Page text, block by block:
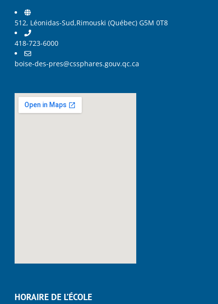
512, Léonidas-Sud,Rimouski (Québec) G5M 0T8
418-723-6000
boise-des-pres@cssphares.gouv.qc.ca
HORAIRE DE L’ÉCOLE